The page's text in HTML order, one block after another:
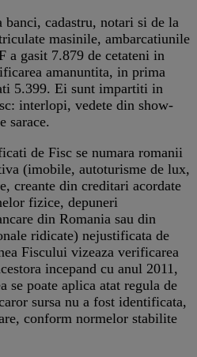
cadastru, notari si de la
masinile, ambarcatiunile
a gasit 7.879 de cetateni in
amanuntita, in prima
5.399. Ei sunt impartiti in
interlopi, vedete din show-
sarace.
de Fisc se numara romanii
(imobile, autoturisme de lux,
creante din creditari acordate
fizice, depuneri
din Romania sau din
ridicate) nejustificata de
Fiscului vizeaza verificarea
incepand cu anul 2011,
se poate aplica atat regula de
sursa nu a fost identificata,
conform normelor stabilite